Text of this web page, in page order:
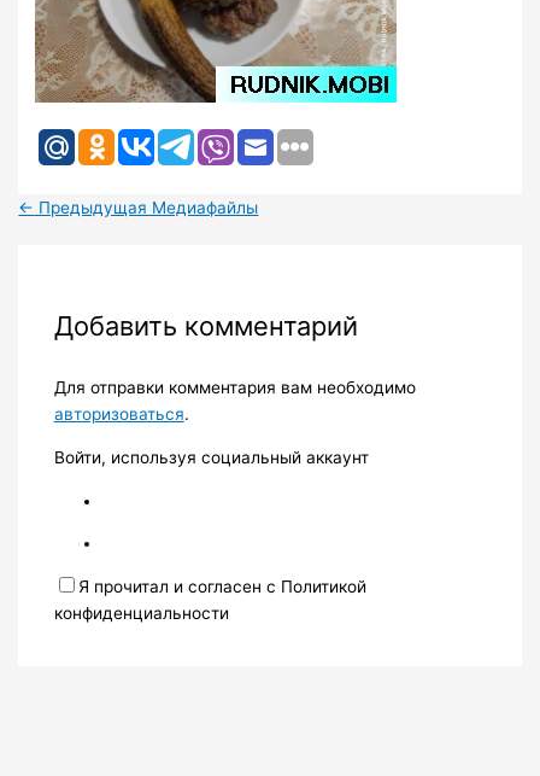
← Предыдущая Медиафайлы
Добавить комментарий
Для отправки комментария вам необходимо
авторизоваться.
Войти, используя социальный аккаунт
Я прочитал и согласен с Политикой
конфиденциальности